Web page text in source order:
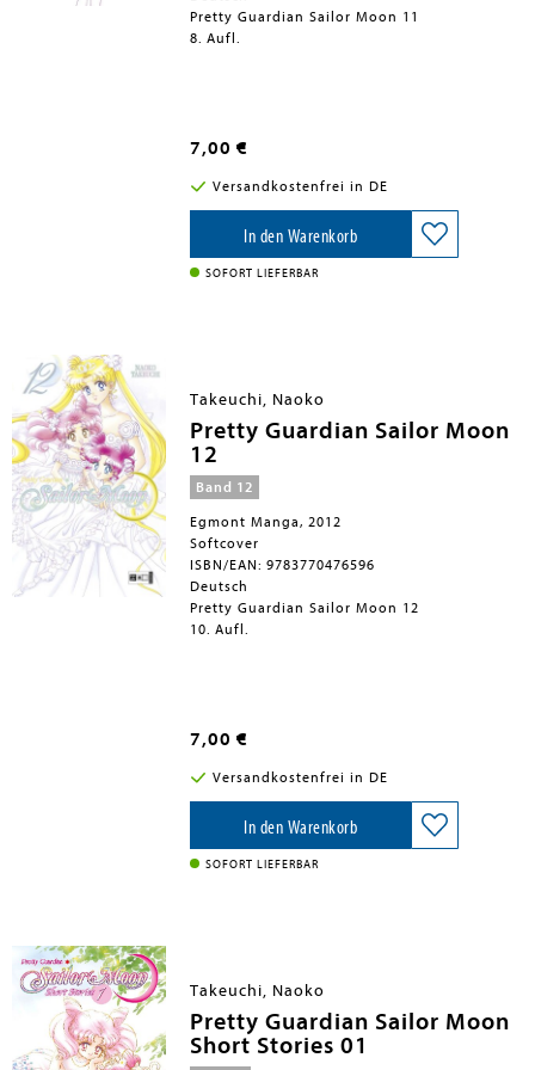
Pretty Guardian Sailor Moon 11
8. Aufl.
7,00 €
Versandkostenfrei in DE
In den Warenkorb
SOFORT LIEFERBAR
Takeuchi, Naoko
Pretty Guardian Sailor Moon
12
Band 12
Egmont Manga, 2012
Softcover
ISBN/EAN: 9783770476596
Deutsch
Pretty Guardian Sailor Moon 12
10. Aufl.
7,00 €
Versandkostenfrei in DE
In den Warenkorb
SOFORT LIEFERBAR
Takeuchi, Naoko
Pretty Guardian Sailor Moon
Short Stories 01